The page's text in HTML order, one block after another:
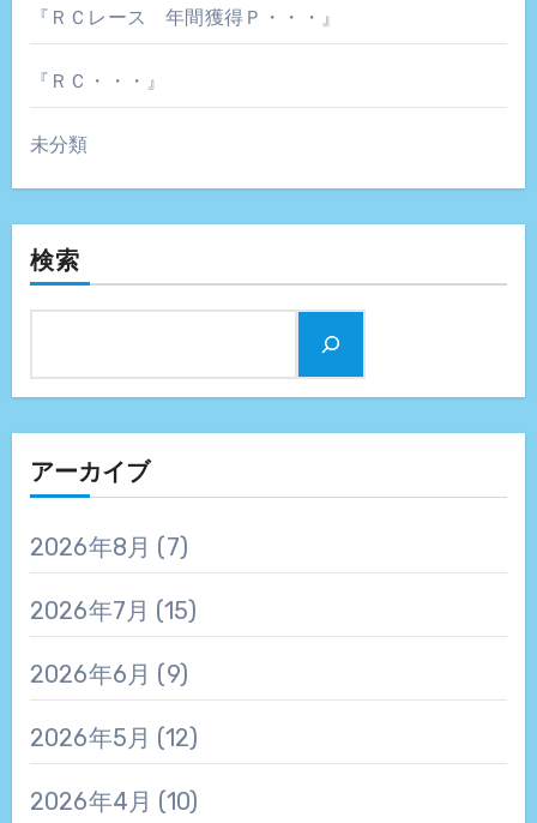
『ＲＣレース 年間獲得Ｐ・・・』
『ＲＣ・・・』
未分類
検索
アーカイブ
2026年8月 (7)
2026年7月 (15)
2026年6月 (9)
2026年5月 (12)
2026年4月 (10)